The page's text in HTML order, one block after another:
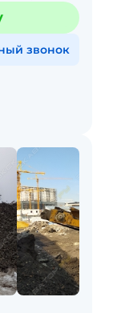
нараб
звонок